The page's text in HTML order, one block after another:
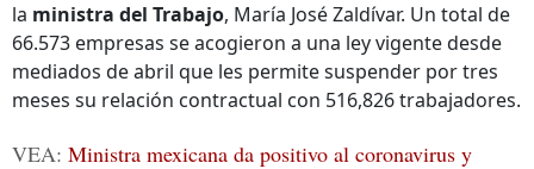
la ministra del Trabajo, María José Zaldívar. Un total de
66.573 empresas se acogieron a una ley vigente desde
mediados de abril que les permite suspender por tres
meses su relación contractual con 516,826 trabajadores.
VEA: Ministra mexicana da positivo al coronavirus y